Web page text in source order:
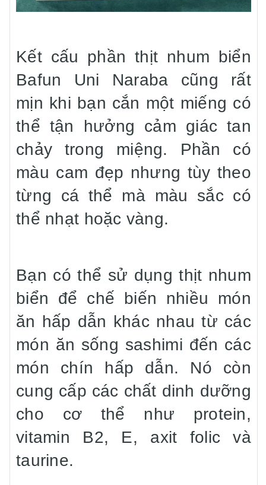
Kết cấu phần thịt nhum biển
Bafun Uni Naraba cũng rất
mịn khi bạn cắn một miếng có
thể tận hưởng cảm giác tan
chảy trong miệng. Phần có
màu cam đẹp nhưng tùy theo
từng cá thể mà màu sắc có
thể nhạt hoặc vàng.
Bạn có thể sử dụng thịt nhum
biển để chế biến nhiều món
ăn hấp dẫn khác nhau từ các
món ăn sống sashimi đến các
món chín hấp dẫn. Nó còn
cung cấp các chất dinh dưỡng
cho cơ thể như protein,
vitamin B2, E, axit folic và
taurine.